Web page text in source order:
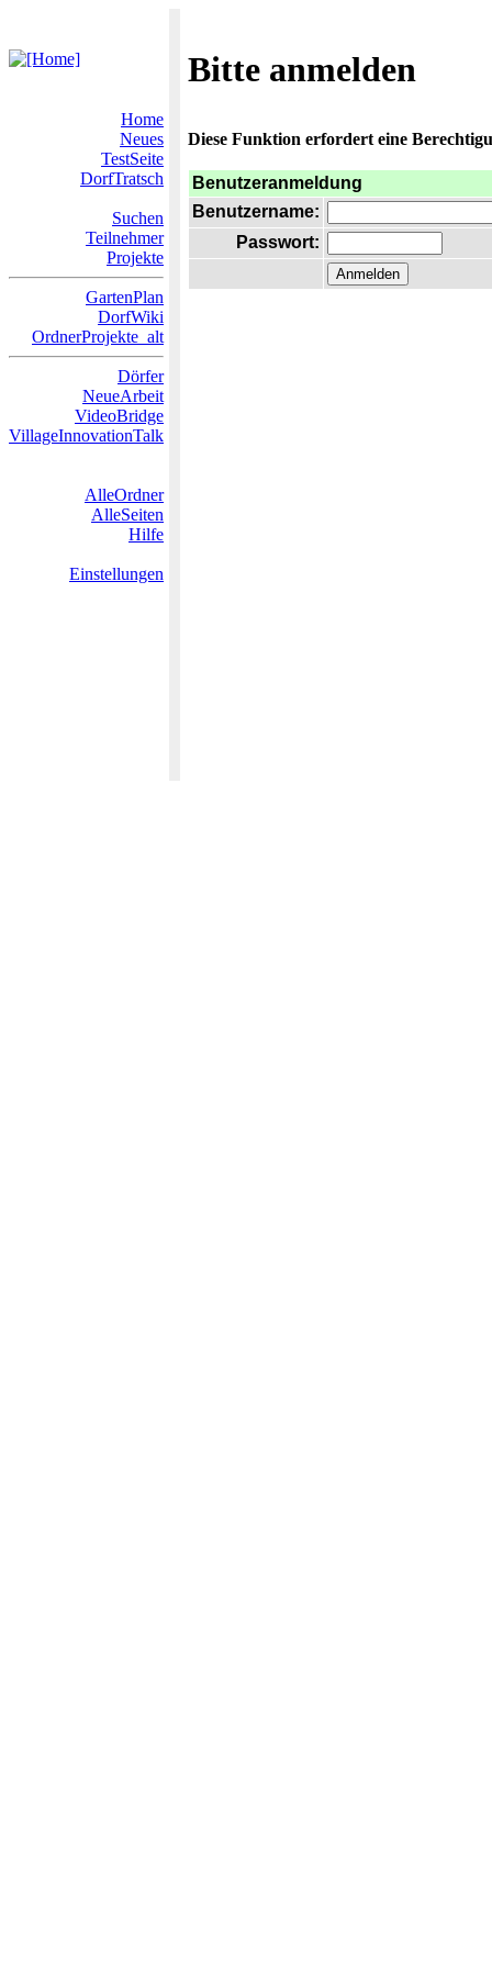
Bitte anmelden
Home
Neues
TestSeite
DorfTratsch
Suchen
Teilnehmer
Projekte
GartenPlan
DorfWiki
OrdnerProjekte_alt
Dörfer
NeueArbeit
VideoBridge
VillageInnovationTalk
AlleOrdner
AlleSeiten
Hilfe
Einstellungen
Diese Funktion erfordert eine
Benutzeranmeldung
Benutzername:
Passwort: